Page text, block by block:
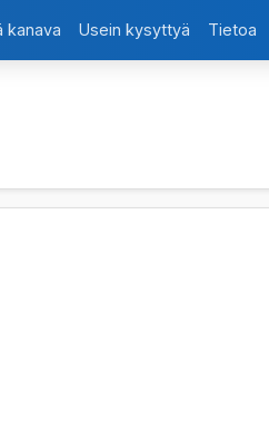
kanava Usein kysyttyä Tietoa